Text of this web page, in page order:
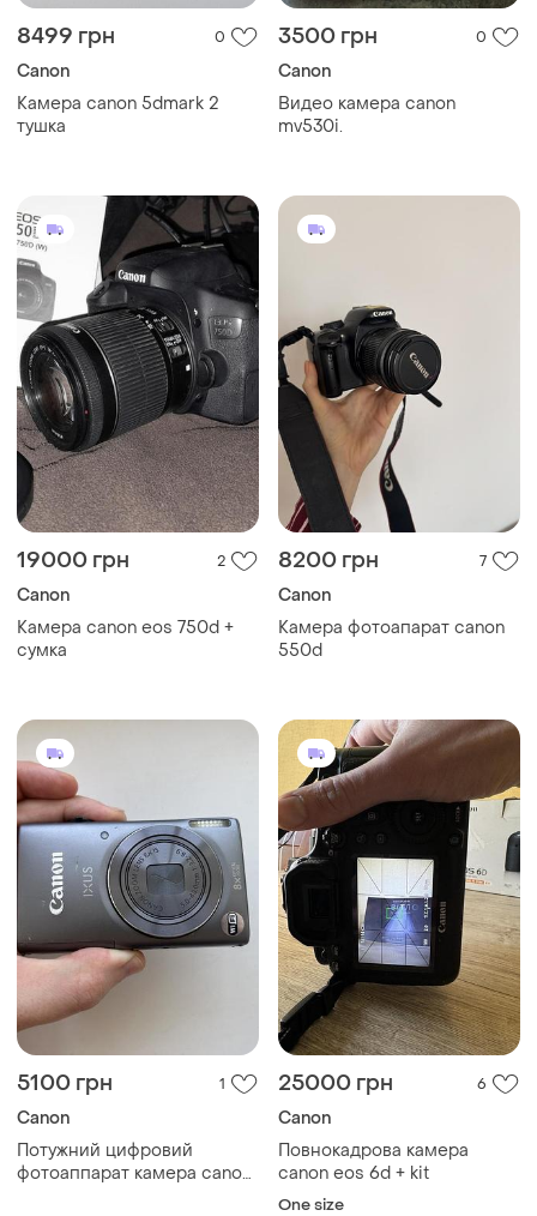
8499 грн 0
Canon
Камера canon 5dmark 2
тушка
3500 грн 0
Canon
Видео камера canon
mv530i.
19000 грн 2
Canon
Камера canon eos 750d +
сумка
8200 грн 7
Canon
Камера фотоапарат canon
550d
5100 грн 1
Canon
Потужний цифровий
фотоаппарат камера canon
25000 грн 6
Canon
Повнокадрова камера
canon eos 6d + kit
One size